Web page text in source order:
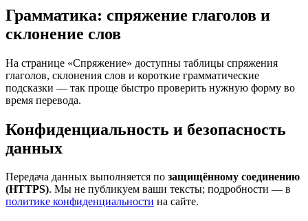
Грамматика: спряжение глаголов и
склонение слов
На странице «Спряжение» доступны таблицы спряжения
глаголов, склонения слов и короткие грамматические
подсказки — так проще быстро проверить нужную форму во
время перевода.
Конфиденциальность и безопасность
данных
Передача данных выполняется по защищённому соединению
(HTTPS). Мы не публикуем ваши тексты; подробности — в
политике конфиденциальности на сайте.